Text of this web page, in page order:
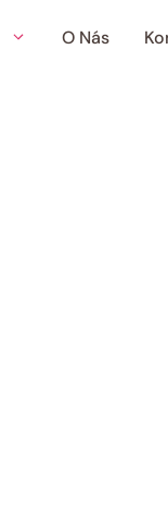
O Nás